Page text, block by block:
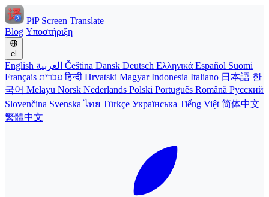
PiP Screen Translate
Blog Υποστήριξη
el
English Čeština Dansk Deutsch Ελληνικά Español Suomi
Français
עבריתहिन्दी Hrvatski MagyarIndonesia Italiano 日本語 한
국어 Melayu Norsk Nederlands Polski Português Română Русский
Slovenčina Svenskaไทย Türkçe Українська Tiếng Việt 简体中文
繁體中文